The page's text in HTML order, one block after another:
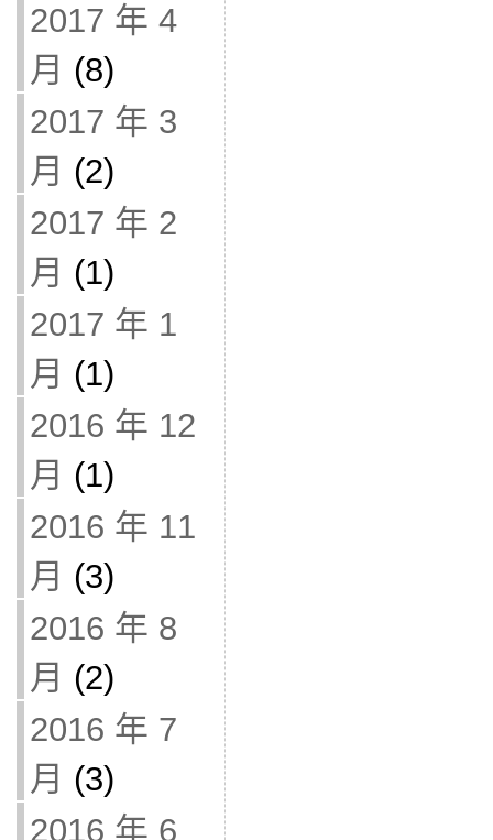
2017 年 4
月 (8)
2017 年 3
月 (2)
2017 年 2
月 (1)
2017 年 1
月 (1)
2016 年 12
月 (1)
2016 年 11
月 (3)
2016 年 8
月 (2)
2016 年 7
月 (3)
2016 年 6